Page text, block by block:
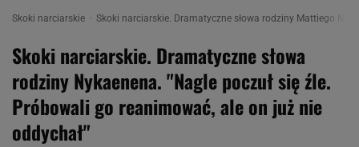
Skoki narciarskie Skoki narciarskie. Dramatyczne słowa rodziny Mattiego
Skoki narciarskie. Dramatyczne słowa
rodziny Nykaenena. "Nagle poczuł się źle.
Próbowali go reanimować, ale on już nie
oddychał"